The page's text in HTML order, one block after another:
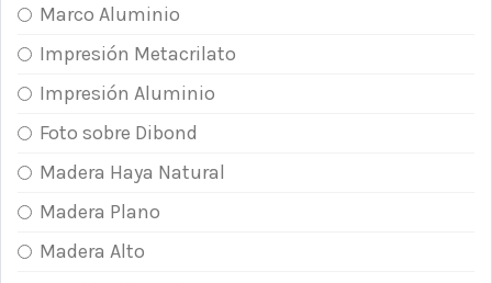
Marco Aluminio
Impresión Metacrilato
Impresión Aluminio
Foto sobre Dibond
Madera Haya Natural
Madera Plano
Madera Alto